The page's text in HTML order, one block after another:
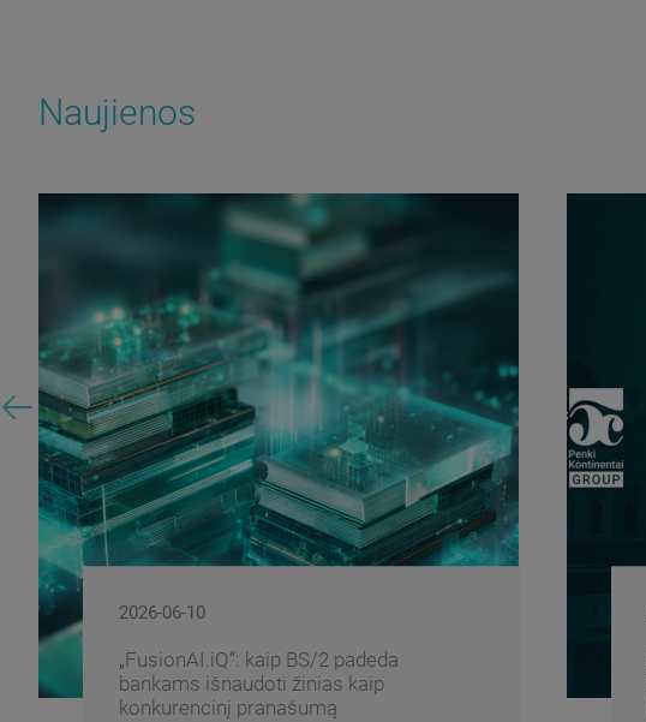
Naujienos
2026-06-10
„FusionAI.iQ“: kaip BS/2 padeda
bankams išnaudoti žinias kaip
konkurencinį pranašumą